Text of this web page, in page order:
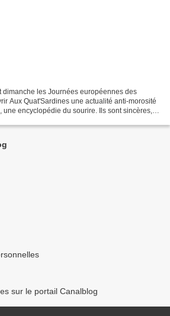
dimanche les Journées européennes des
Aux Quat'Sardines une actualité anti-morosité
encyclopédie du sourire. Ils sont sincères,
sur le portail Canalblog